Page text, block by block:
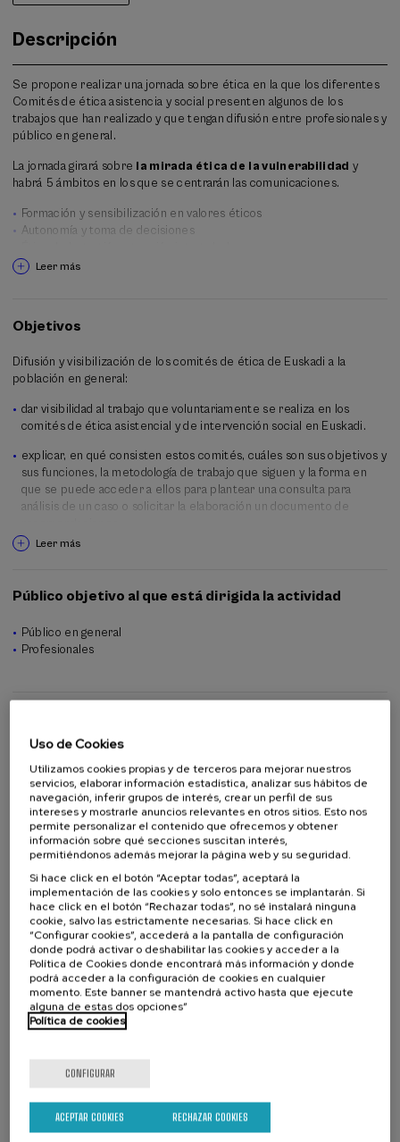
Descripción
Se propone realizar una jornada sobre ética en la que los diferentes
Comités de ética asistencia y social presenten algunos de los
trabajos que han realizado y que tengan difusión entre profesionales y
público en general.
La jornada girará sobre la mirada ética de la vulnerabilidad y
habrá 5 ámbitos en los que se centrarán las comunicaciones.
Formación y sensibilización en valores éticos
Autonomía y toma de decisiones
Planificación compartida de la atención y de cuidados
Leer más
Objetivos
Difusión y visibilización de los comités de ética de Euskadi a la
población en general:
dar visibilidad al trabajo que voluntariamente se realiza en los
comités de ética asistencial y de intervención social en Euskadi.
explicar, en qué consisten estos comités, cuáles son sus objetivos y
sus funciones, la metodología de trabajo que siguen y la forma en
que se puede acceder a ellos para plantear una consulta para
análisis de un caso o solicitar la elaboración un documento de
Jornada de encuentro entre profesionales que trabajan en distintos
compartiendo experiencias y buenas prácticas.
Leer más
Público objetivo al que está dirigida la actividad
Público en general
Profesionales
3 comités de ética en cada una de ellas y con una duración de la
comunicación de 12-15 minutos. Cada mesa contará con una duración
de una hora aproximadamente, con 5 minutos de presentación de la
mesa y 10 minutos finales de preguntas.
Organiza
Uso de Cookies
Utilizamos cookies propias y de terceros para mejorar nuestros
servicios, elaborar información estadística, analizar sus hábitos de
navegación, inferir grupos de interés, crear un perfil de sus
intereses y mostrarle anuncios relevantes en otros sitios. Esto nos
permite personalizar el contenido que ofrecemos y obtener
información sobre qué secciones suscitan interés,
permitiéndonos además mejorar la página web y su seguridad.
Si hace click en el botón “Aceptar todas”, aceptará la
implementación de las cookies y solo entonces se implantarán. Si
hace click en el botón “Rechazar todas”, no sé instalará ninguna
cookie, salvo las estrictamente necesarias. Si hace click en
“Configurar cookies”, accederá a la pantalla de configuración
donde podrá activar o deshabilitar las cookies y acceder a la
Política de Cookies donde encontrará más información y donde
podrá acceder a la configuración de cookies en cualquier
momento. Este banner se mantendrá activo hasta que ejecute
alguna de estas dos opciones”
Política de cookies
CONFIGURAR
RECHAZAR COOKIES
ACEPTAR COOKIES